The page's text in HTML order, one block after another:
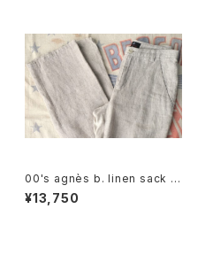
00's agnès b. linen sack st
raight leg Pants
¥13,750